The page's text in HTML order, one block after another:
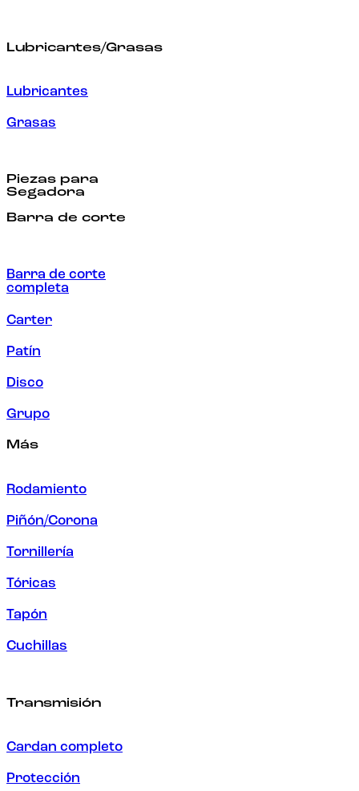
Lubricantes/Grasas
Lubricantes
Grasas
Piezas para
Segadora
Barra de corte
Barra de corte
completa
Carter
Patín
Disco
Grupo
Más
Rodamiento
Piñón/Corona
Tornillería
Tóricas
Tapón
Cuchillas
Transmisión
Cardan completo
Protección